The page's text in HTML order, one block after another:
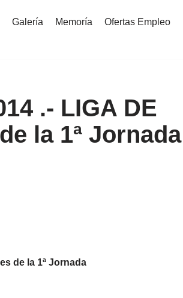
Galería Memoría Ofertas Empleo
.- LIGA DE
la 1ª Jornada
de la 1ª Jornada